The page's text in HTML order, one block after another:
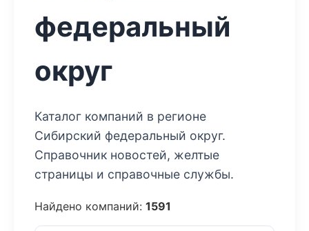
федеральный
округ
Каталог компаний в регионе
Сибирский федеральный округ.
Справочник новостей, желтые
страницы и справочные службы.
Найдено компаний: 1591